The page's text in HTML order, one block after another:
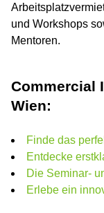
und Workshops
Mentoren.
Commercial
Wien:
Finde das
Entdecke
Die Seminar-
Erlebe ein